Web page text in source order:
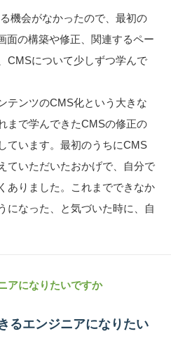
機会がなかったので、最初の
面の構築や修正、関連するペー
CMSについて少しずつ学んで
テンツのCMS化という大きな
まで学んできたCMSの修正の
ています。最初のうちにCMS
ていただいたおかげで、自分で
ありました。これまでできなか
になった、と気づいた時に、自
アになりたいですか
るエンジニアになりたい